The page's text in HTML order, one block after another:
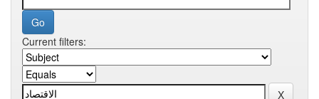
Current filters: